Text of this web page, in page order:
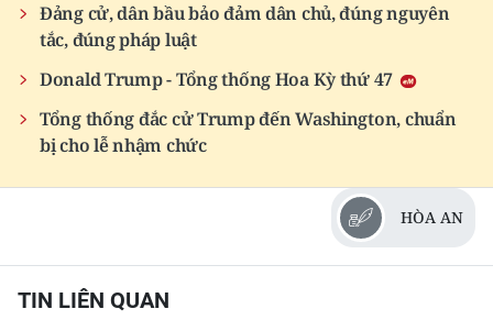
E-Magazine
Media Chính trị
Media Kinh tế
Media Pháp luật
Đảng cử, dân bầu bảo đảm dân chủ, đúng nguyên
tắc, đúng pháp luật
Donald Trump - Tổng thống Hoa Kỳ thứ 47
Tổng thống đắc cử Trump đến Washington, chuẩn
bị cho lễ nhậm chức
HÒA AN
TIN LIÊN QUAN